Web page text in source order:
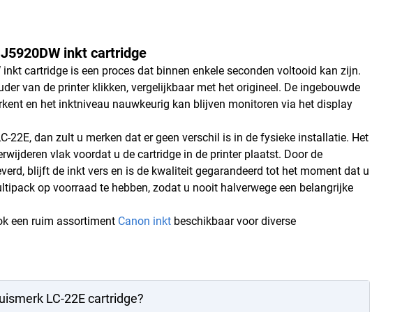
inkt cartridge
cartridge is een proces dat binnen enkele seconden voltooid kan zijn.
van de printer klikken, vergelijkbaar met het origineel. De ingebouwde
en het inktniveau nauwkeurig kan blijven monitoren via het display
22E, dan zult u merken dat er geen verschil is in de fysieke installatie. Het
vlak voordat u de cartridge in de printer plaatst. Door de
blijft de inkt vers en is de kwaliteit gegarandeerd tot het moment dat u
op voorraad te hebben, zodat u nooit halverwege een belangrijke
een ruim assortiment Canon inkt beschikbaar voor diverse
LC-22E cartridge?